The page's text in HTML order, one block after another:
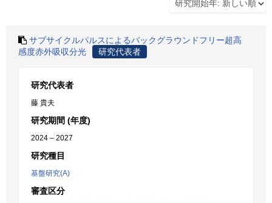
サブサイクルパルスによるバックグラウンドフリー超高
感度赤外吸収分光
研究代表者
研究代表者
藤 貴夫
研究期間 (年度)
2024 – 2027
研究種目
基盤研究(A)
審査区分